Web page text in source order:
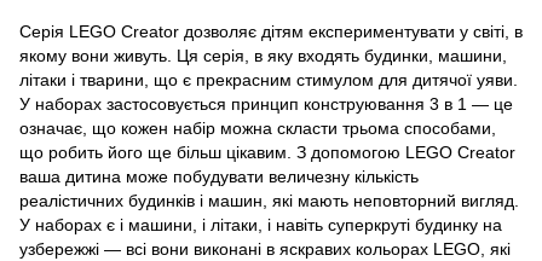
Серія LEGO Creator дозволяє дітям експериментувати у світі, в
якому вони живуть. Ця серія, в яку входять будинки, машини,
літаки і тварини, що є прекрасним стимулом для дитячої уяви.
У наборах застосовується принцип конструювання 3 в 1 — це
означає, що кожен набір можна скласти трьома способами,
що робить його ще більш цікавим. З допомогою LEGO Creator
ваша дитина може побудувати величезну кількість
реалістичних будинків і машин, які мають неповторний вигляд.
У наборах є і машини, і літаки, і навіть суперкруті будинку на
узбережжі — всі вони виконані в яскравих кольорах LEGO, які